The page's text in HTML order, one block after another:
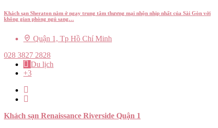
Khách sạn Sheraton nằm ở ngay trung tâm thương mại nhộn nhịp nhất của Sài Gòn với
không gian phòng ngủ sang…
Quận 1, Tp Hồ Chí Minh
028 3827 2828
Du lịch
+3
Khách sạn Renaissance Riverside Quận 1